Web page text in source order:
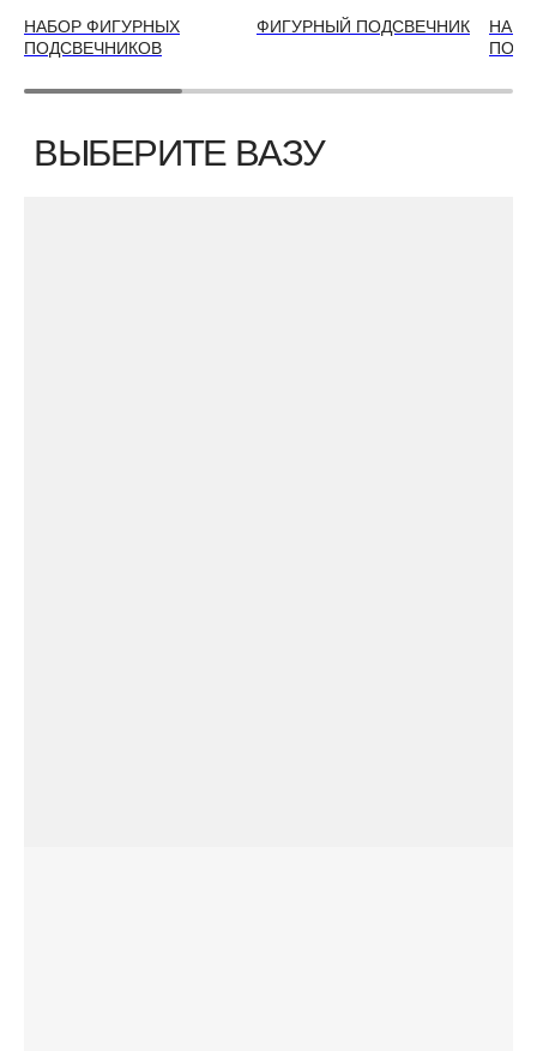
НАБОР ФИГУРНЫХ
ПОДСВЕЧНИКОВ
ФИГУРНЫЙ ПОДСВЕЧНИК